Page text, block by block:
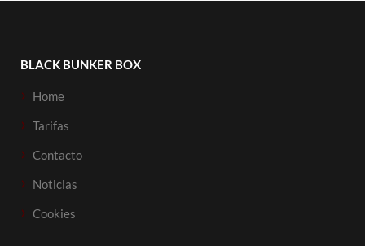
BLACK BUNKER BOX
Home
Tarifas
Contacto
Noticias
Cookies